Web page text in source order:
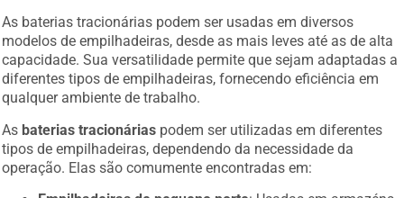
As baterias tracionárias podem ser usadas em diversos
modelos de empilhadeiras, desde as mais leves até as de alta
capacidade. Sua versatilidade permite que sejam adaptadas a
diferentes tipos de empilhadeiras, fornecendo eficiência em
qualquer ambiente de trabalho.
As baterias tracionárias podem ser utilizadas em diferentes
tipos de empilhadeiras, dependendo da necessidade da
operação. Elas são comumente encontradas em: